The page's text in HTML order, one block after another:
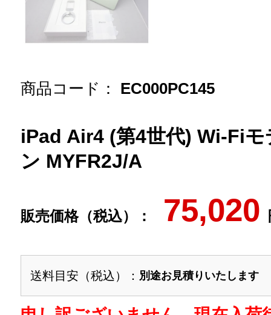
商品コード： EC000PC145
iPad Air4 (第4世代) Wi-Fi
ン MYFR2J/A
販売価格（税込）： 75,020
送料目安（税込）： 別途お見積りいたします